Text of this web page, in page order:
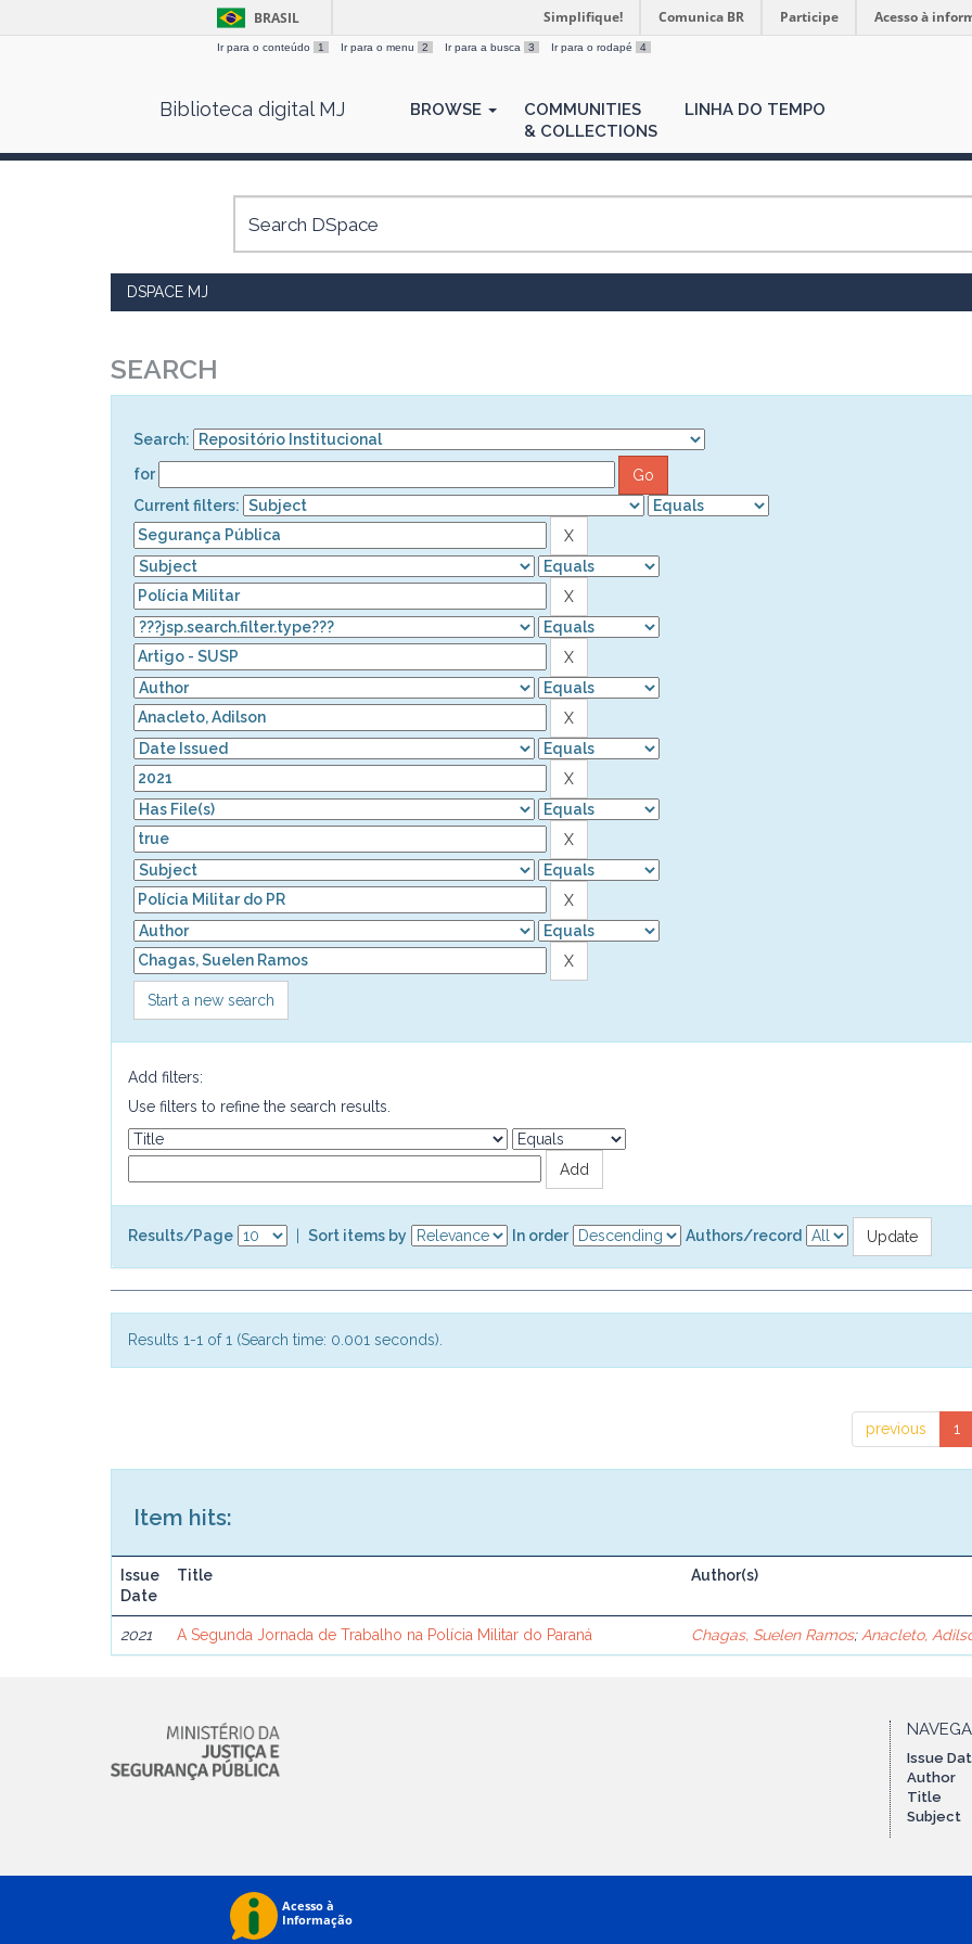
BRASIL Simplifique! Comunica BR Participe Acesso à
Ir para o conteúdo 1 Ir para o menu 2 Ir para a busca 3 Ir para o rodapé 4
Biblioteca digital MJ BROWSE
COMMUNITIES
& COLLECTIONS
LINHA DO TEMPO
DSPACE MJ
SEARCH
Search:
for
Current filters:
Start a new search
Add filters:
Use filters to refine the search results.
Results/Page Sort items by In order Authors/record
Results 1-1 of 1 (Search time: 0.001 seconds).
previous 1
Item hits:
Issue
Date
Title Author(s)
2021 A Segunda Jornada de Trabalho na Polícia Militar do Paraná Chagas, Suelen Ramos; Anacleto,
Issue
Author
Title
Subject